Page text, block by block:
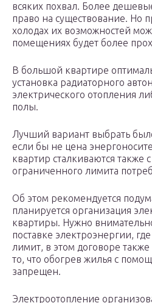
всяких похвал. Более
право на существование. Но
холодах их возможностей
помещениях будет более
В большой квартире
установка радиаторного
электрического отопления
полы.
Лучший вариант выбрать
если бы не цена
квартир сталкиваются также
ограниченного лимита
Об этом рекомендуется
планируется организация
квартиры. Нужно
поставке электроэнергии,
лимит, в этом договоре
то, что обогрев жилья с
запрещен.
Электроотопление